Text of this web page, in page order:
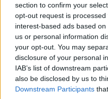
section to confirm your
opt-out request is
interest-based ads based
us or personal information
your opt-out. You may
disclosure of your personal
IAB’s list of downstream
also be disclosed by us to
Downstream Participants
Πολύ καλή γνώση
Άριστη γνώση αγγλικής
Παροχές
Ανταγωνιστικό πακέτο
Ιδιωτικό πρόγραμμα
Σύγχρονο και δυναμικό
Δυνατότητες